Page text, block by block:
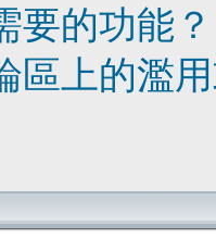
要的功能？
區上的濫